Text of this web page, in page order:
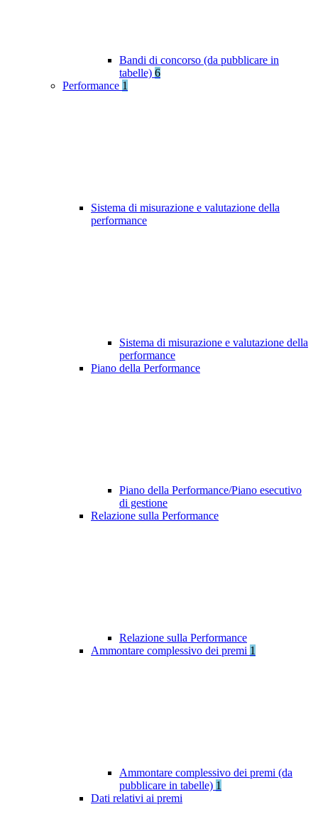
Bandi di concorso (da pubblicare in
tabelle) 6
Performance 1
Sistema di misurazione e valutazione della
performance
Sistema di misurazione e valutazione della
performance
Piano della Performance
Piano della Performance/Piano esecutivo
di gestione
Relazione sulla Performance
Relazione sulla Performance
Ammontare complessivo dei premi 1
Ammontare complessivo dei premi (da
pubblicare in tabelle) 1
Dati relativi ai premi